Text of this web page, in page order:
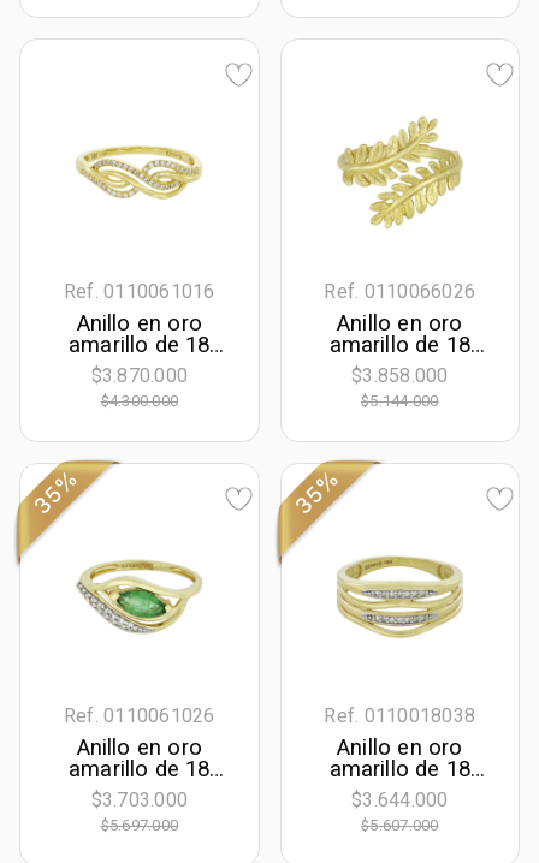
Ref. 0110061016
Anillo en oro
amarillo de 18
Kilates, con
diamante de
laboratorio de 0.11
$3.870.000
$4.300.000
Ref. 0110066026
Anillo en oro
amarillo de 18
Kilates con visos
$3.858.000
$5.144.000
35%
Ref. 0110061026
Anillo en oro
amarillo de 18
Kilates, con
esmeralda central
de 0.50 Ct y
$3.703.000
$5.697.000
35%
Ref. 0110018038
Anillo en oro
amarillo de 18
Kilates, con
diamantes de 0.07
Ct
$3.644.000
$5.607.000